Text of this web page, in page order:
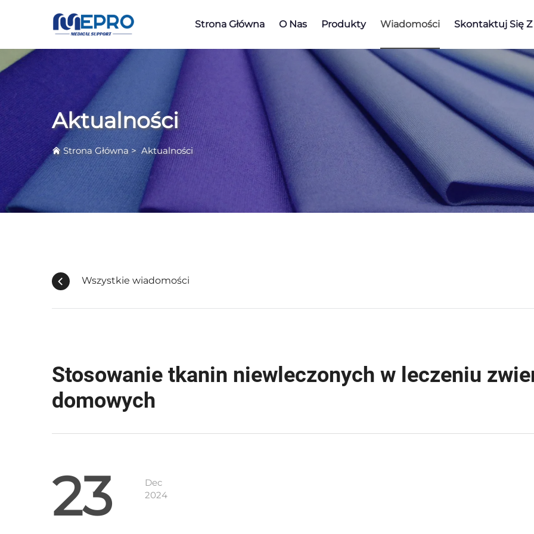
Strona Główna O Nas Produkty Wiadomości Skontaktuj Się
Aktualności
Strona Główna>Aktualności
Wszystkie wiadomości
Stosowanie tkanin niewleczonych w leczeniu
domowych
23
Dec
2024